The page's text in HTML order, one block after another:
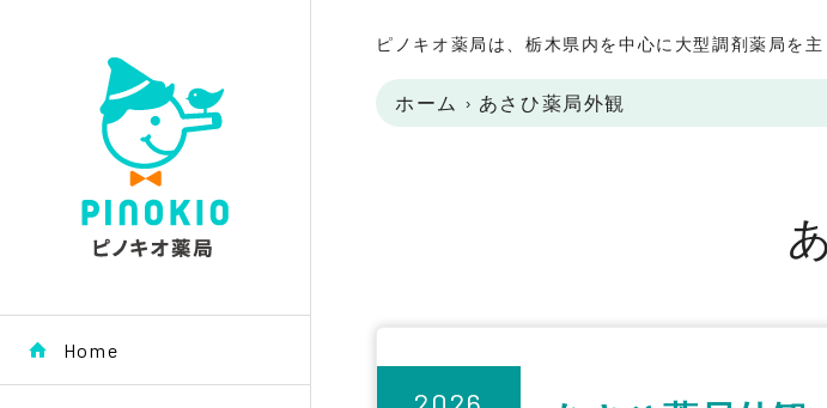
Home
ピノキオ薬局は、栃木県内を中心に大型調剤薬局を
ホーム › あさひ薬局外観